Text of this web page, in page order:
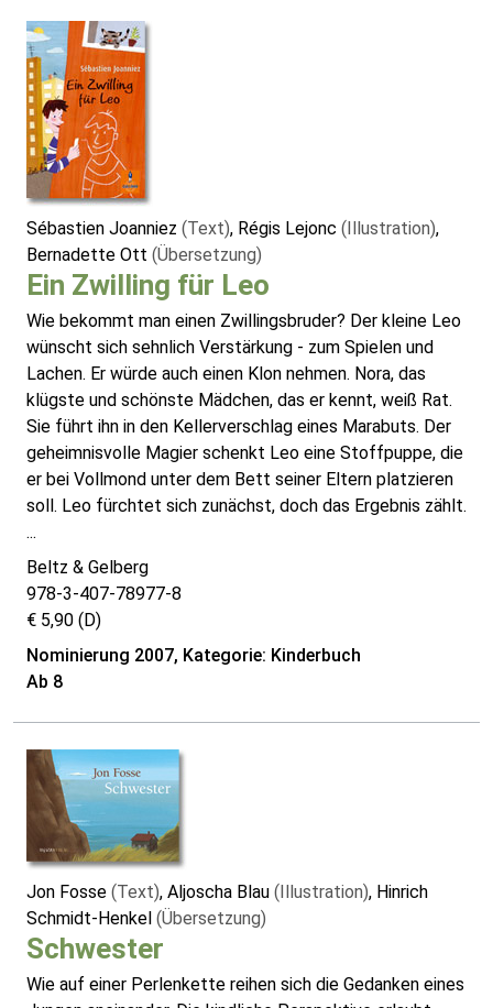
Sébastien Joanniez (Text), Régis Lejonc (Illustration),
Bernadette Ott (Übersetzung)
Ein Zwilling für Leo
Wie bekommt man einen Zwillingsbruder? Der kleine Leo
wünscht sich sehnlich Verstärkung - zum Spielen und
Lachen. Er würde auch einen Klon nehmen. Nora, das
klügste und schönste Mädchen, das er kennt, weiß Rat.
Sie führt ihn in den Kellerverschlag eines Marabuts. Der
geheimnisvolle Magier schenkt Leo eine Stoffpuppe, die
er bei Vollmond unter dem Bett seiner Eltern platzieren
soll. Leo fürchtet sich zunächst, doch das Ergebnis zählt.
...
Beltz & Gelberg
978-3-407-78977-8
€ 5,90 (D)
Nominierung 2007, Kategorie: Kinderbuch
Ab 8
Jon Fosse (Text), Aljoscha Blau (Illustration), Hinrich
Schmidt-Henkel (Übersetzung)
Schwester
Wie auf einer Perlenkette reihen sich die Gedanken eines